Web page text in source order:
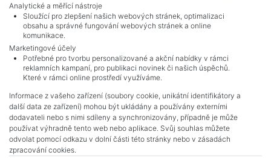
NAVIGACE
Obchodní podmínky
Ochrana osobních údajů
Realitní kanceláře
Kontakt
Zpracování cookies
Analytické a měřící nástroje
Sloužící pro zlepšení našich webových stránek, optimalizaci
obsahu a správné fungování webových stránek a online
komunikace.
Marketingové účely
Potřebné pro tvorbu personalizované a akční nabídky v rámci
reklamních kampaní, pro publikaci novinek či našich úspěchů.
Které v rámci online prostředí využíváme.
Informace z vašeho zařízení (soubory cookie, unikátní identifikátory a
další data ze zařízení) mohou být ukládány a používány externími
dodavateli nebo s nimi sdíleny a synchronizovány, případně je může
používat výhradně tento web nebo aplikace. Svůj souhlas můžete
odvolat pomocí odkazu v dolní části této stránky nebo v zásadách
zpracování cookies.